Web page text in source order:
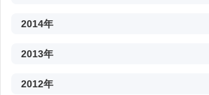
2014年
2013年
2012年